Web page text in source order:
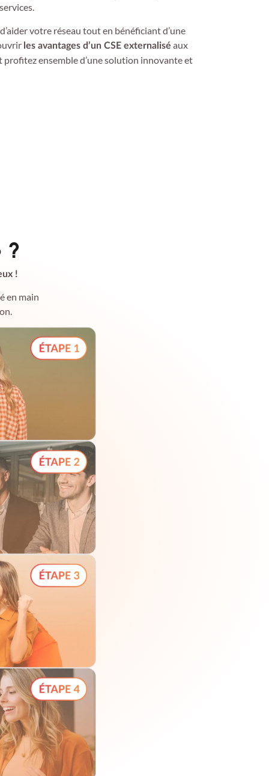
votre réseau tout en bénéficiant d’une
les avantages d’un CSE externalisé aux
ensemble d’une solution innovante et
?
!
en main